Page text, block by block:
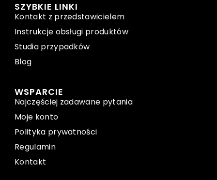
SZYBKIE LINKI
Kontakt z przedstawicielem
Instrukcje obsługi produktów
Studia przypadków
Blog
WSPARCIE
Najczęściej zadawane pytania
Moje konto
Polityka prywatności
Regulamin
Kontakt